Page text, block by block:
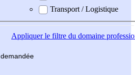
Transport / Logistique
Appliquerle filtre du domaine
demandée